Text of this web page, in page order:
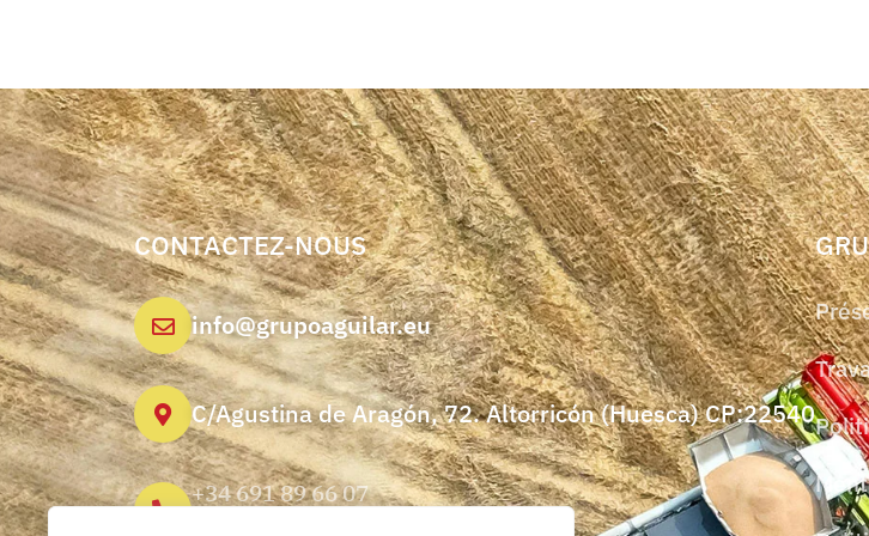
CONTACTEZ-NOUS
info@grupoaguilar.eu
C/Agustina de Aragón, 72. Altorricón (Huesca) CP:22540
+34 691 89 66 07